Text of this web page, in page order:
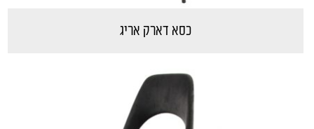
כסא דארק אריג